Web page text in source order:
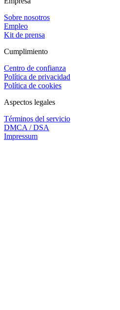
Sobre nosotros
Empleo
Kit de prensa
Cumplimiento
Centro de confianza
Política de privacidad
Política de cookies
Aspectos legales
Términos del servicio
DMCA / DSA
Impressum